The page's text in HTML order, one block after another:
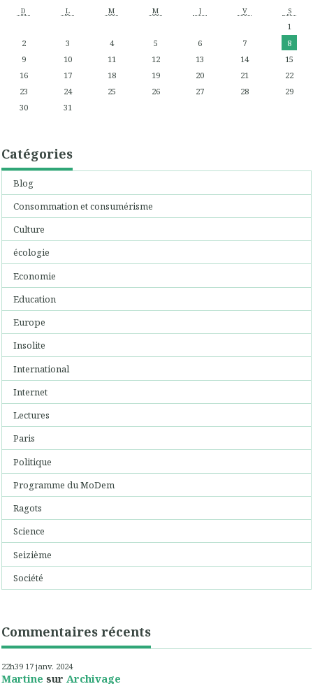
D L M M J V S
1
2
3 4 5 6 7
8
9
10 11 12 13 14
15
16
17 18 19 20 21
22
23
24 25 26 27 28
29
30
31
Catégories
Blog
Consommation et consumérisme
Culture
écologie
Economie
Education
Europe
Insolite
International
Internet
Lectures
Paris
Politique
Programme du MoDem
Ragots
Science
Seizième
Société
Commentaires récents
22h39 17 janv. 2024
Martine sur Archivage